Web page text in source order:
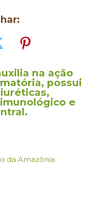
na ação
possui
e
da Amazônia